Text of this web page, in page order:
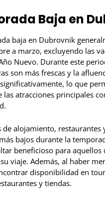
Baja en
baja en Dubrovnik
a marzo, excluyendo las
Nuevo. Durante este
son más frescas y la
lo que
las atracciones principales
de alojamiento, restaurantes
bajos durante la
beneficioso para aquellos
viaje. Además, al haber
disponibilidad en
y tiendas.